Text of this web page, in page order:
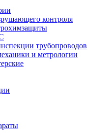
контроля
трубопроводов
и метрологии